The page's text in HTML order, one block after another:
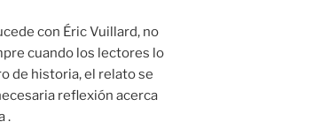
con Éric Vuillard, no
cuando los lectores lo
de historia, el relato se
reflexión acerca
.